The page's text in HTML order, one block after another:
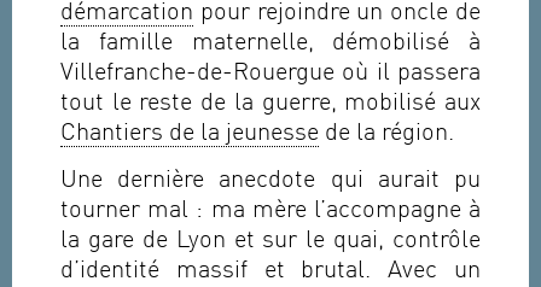
démarcation pour rejoindre un oncle de
la famille maternelle, démobilisé à
Villefranche-de-Rouergue où il passera
tout le reste de la guerre, mobilisé aux
Chantiers de la jeunesse de la région.
Une dernière anecdote qui aurait pu
tourner mal : ma mère l’accompagne à
la gare de Lyon et sur le quai, contrôle
d’identité massif et brutal. Avec un